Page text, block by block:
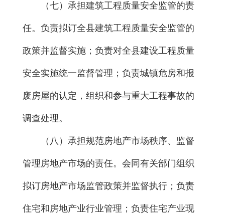
（七）承担建筑工程质量安全监管的责
任。负责拟订全县建筑工程质量安全监管的
政策并监督实施；负责对全县建设工程质量
安全实施统一监督管理；负责城镇危房和报
废房屋的认定，组织和参与重大工程事故的
调查处理。
（八）承担规范房地产市场秩序、监督
管理房地产市场的责任。会同有关部门组织
拟订房地产市场监管政策并监督执行；负责
住宅和房地产业行业管理；负责住宅产业现